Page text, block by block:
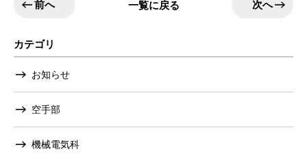
前へ 一覧に戻る 次へ
カテゴリ
お知らせ
空手部
機械電気科